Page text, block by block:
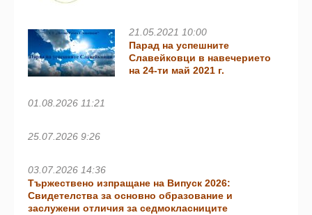
21.05.2021 10:00
Парад на успешните
Славейковци в навечерието
на 24-ти май 2021 г.
01.08.2026 11:21
25.07.2026 9:26
03.07.2026 14:36
Тържествено изпращане на Випуск 2026:
Свидетелства за основно образование и
заслужени отличия за седмокласниците